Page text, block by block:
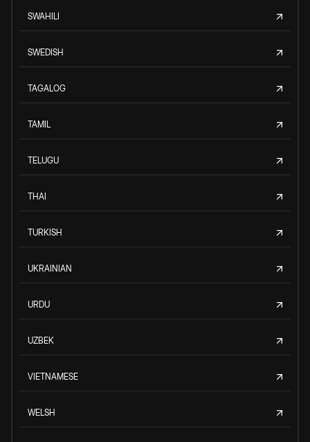
SWAHILI
SWEDISH
TAGALOG
TAMIL
TELUGU
THAI
TURKISH
UKRAINIAN
URDU
UZBEK
VIETNAMESE
WELSH